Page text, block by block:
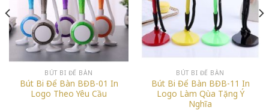
BÚT BI ĐỂ BÀN
Bút Bi Để Bàn BĐB-01 In
Logo Theo Yêu Cầu
BÚT BI ĐỂ BÀN
Bút Bi Để Bàn BĐB-11 In
Logo Làm Qùa Tặng Ý
Nghĩa